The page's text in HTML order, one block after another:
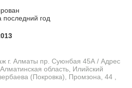
последний год
г. Алматы пр. Суюнбая 45А / Адрес
область, Илийский
(Покровка), Промзона, 44​ ,